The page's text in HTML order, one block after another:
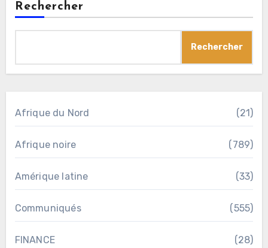
Rechercher
Rechercher
Afrique du Nord (21)
Afrique noire (789)
Amérique latine (33)
Communiqués (555)
FINANCE (28)